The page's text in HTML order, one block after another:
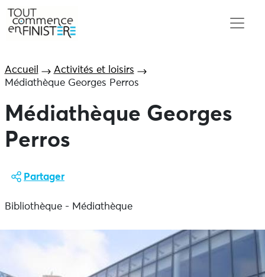
Accueil
Activités et loisirs
Médiathèque Georges Perros
Médiathèque Georges
Perros
Partager
Bibliothèque - Médiathèque